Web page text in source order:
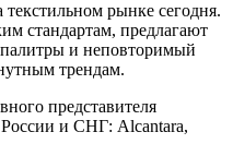
рынке сегодня.
стандартам, предлагают
и неповторимый
трендам.
представителя
и СНГ: Alcantara,